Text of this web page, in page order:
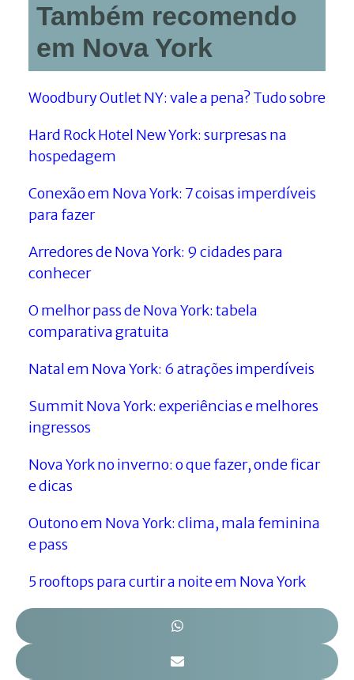
Também recomendo
em Nova York
Woodbury Outlet NY: vale a pena? Tudo sobre
Hard Rock Hotel New York: surpresas na
hospedagem
Conexão em Nova York: 7 coisas imperdíveis
para fazer
Arredores de Nova York: 9 cidades para
conhecer
O melhor pass de Nova York: tabela
comparativa gratuita
Natal em Nova York: 6 atrações imperdíveis
Summit Nova York: experiências e melhores
ingressos
Nova York no inverno: o que fazer, onde ficar
e dicas
Outono em Nova York: clima, mala feminina
e pass
5 rooftops para curtir a noite em Nova York